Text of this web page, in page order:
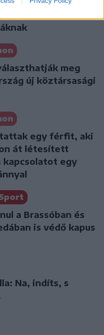
meg
új köztársasági
egy férfit, aki
át létesített
kapcsolatot egy
a Brassóban és
is védő kapus
Na, indíts, s